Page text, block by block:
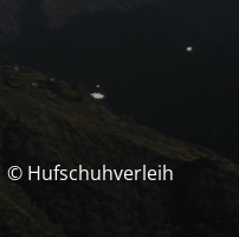
© Hufschuhverleih